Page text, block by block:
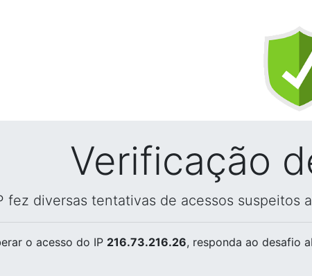
Verificação
fez diversas tentativas de acessos suspeitos
o acesso do IP 216.73.216.26, responda ao desafio